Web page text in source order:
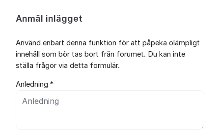
Anmäl inlägget
Använd enbart denna funktion för att påpeka olämpligt
innehåll som bör tas bort från forumet. Du kan inte
ställa frågor via detta formulär.
Anledning *